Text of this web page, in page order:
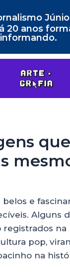
20 anos
e
Alguns
registrados
pop,
na